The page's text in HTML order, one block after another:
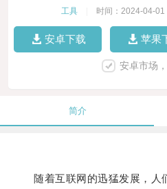
工具 时间：2024-04-01
安卓下载 苹果
安卓市场
简介
随着互联网的迅猛发展，人